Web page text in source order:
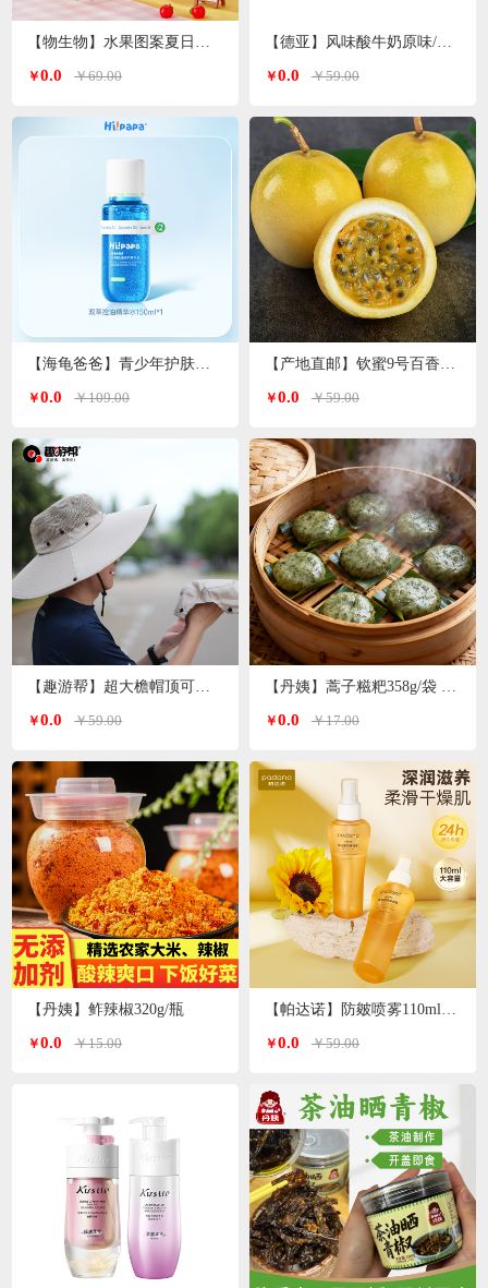
￥0.0 ￥69.00
【海龟爸爸】青少年护肤品爽肤水双萃控油精华水
￥0.0 ￥109.00
【趣游帮】超大檐帽顶可拆卸防晒帽（S-2308）
￥0.0 ￥59.00
【丹姨】鲊辣椒320g/瓶
￥0.0 ￥15.00
￥0.0 ￥59.00
【产地直邮】钦蜜9号百香果 净重3斤特大果（单果70-90g）广西发货
￥0.0 ￥59.00
【丹姨】蒿子糍粑358g/袋 6个装（甜味）
￥0.0 ￥17.00
￥0.0 ￥59.00